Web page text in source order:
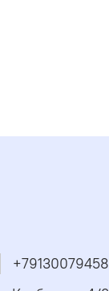
+79130079458